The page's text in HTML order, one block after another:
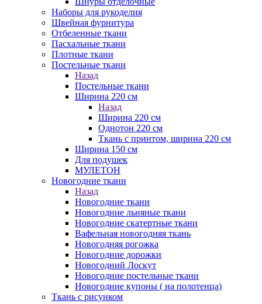
Наборы для рукоделия
Швейная фурнитура
Отбеленные ткани
Пасхальные ткани
Плотные ткани
Постельные ткани
Назад
Постельные ткани
Ширина 220 см
Назад
Ширина 220 см
Однотон 220 см
Ткань с принтом, ширина 220 см
Ширина 150 см
Для подушек
МУЛЕТОН
Новогодние ткани
Назад
Новогодние ткани
Новогодние льняные ткани
Новогодние скатертные ткани
Вафельная новогодняя ткань
Новогодняя рогожка
Новогодние дорожки
Новогодний Лоскут
Новогодние постельные ткани
Новогодние купоны ( на полотенца)
Ткань с рисунком